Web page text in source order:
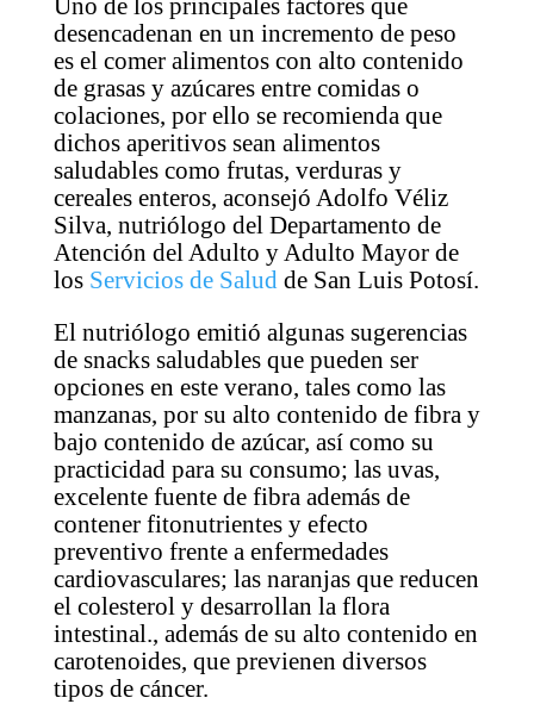
Uno de los principales factores que
desencadenan en un incremento de peso
es el comer alimentos con alto contenido
de grasas y azúcares entre comidas o
colaciones, por ello se recomienda que
dichos aperitivos sean alimentos
saludables como frutas, verduras y
cereales enteros, aconsejó Adolfo Véliz
Silva, nutriólogo del Departamento de
Atención del Adulto y Adulto Mayor de
losServicios de Saludde San Luis Potosí.
El nutriólogo emitió algunas sugerencias
de snacks saludables que pueden ser
opciones en este verano, tales como las
manzanas, por su alto contenido de fibra y
bajo contenido de azúcar, así como su
practicidad para su consumo; las uvas,
excelente fuente de fibra además de
contener fitonutrientes y efecto
preventivo frente a enfermedades
cardiovasculares; las naranjas que reducen
el colesterol y desarrollan la flora
intestinal., además de su alto contenido en
carotenoides, que previenen diversos
tipos de cáncer.